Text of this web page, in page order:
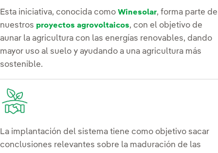
Esta iniciativa, conocida como Winesolar, forma parte de
nuestros proyectos agrovoltaicos, con el objetivo de
aunar la agricultura con las energías renovables, dando
mayor uso al suelo y ayudando a una agricultura más
sostenible.
La implantación del sistema tiene como objetivo sacar
conclusiones relevantes sobre la maduración de las